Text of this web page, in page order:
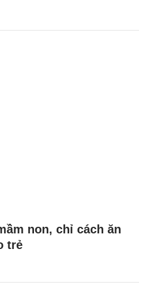
non, chỉ cách ăn
trẻ